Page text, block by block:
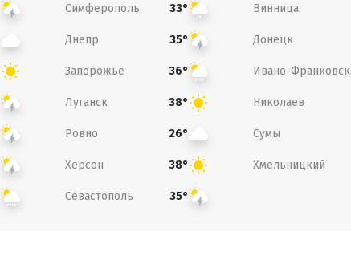
Симферополь 33° Винница
Днепр 35° Донецк
Запорожье 36° Ивано-Франковск
Луганск 38° Николаев
Ровно 26° Сумы
Херсон 38° Хмельницкий
Севастополь 35°